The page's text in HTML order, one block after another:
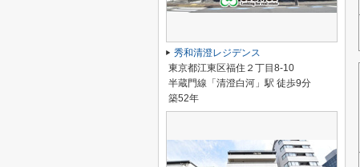
秀和清澄レジデンス
東京都江東区福住２丁目8-10
半蔵門線「清澄白河」駅 徒歩9分
築52年